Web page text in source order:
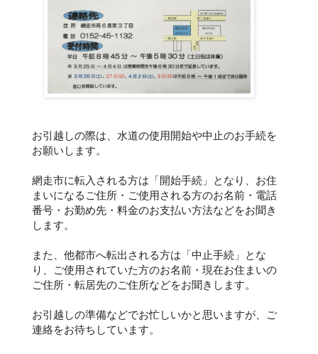
お引越しの際は、水道の使用開始や中止のお手続を
お願いします。
網走市に転入される方は「開始手続」となり、お住
まいになるご住所・ご使用される方のお名前・電話
番号・お勤め先・料金のお支払い方法などをお聞き
します。
また、他都市へ転出される方は「中止手続」とな
り、ご使用されていた方のお名前・現在お住まいの
ご住所・転居先のご住所などをお聞きします。
お引越しの準備などでお忙しいかと思いますが、ご
連絡をお待ちしています。